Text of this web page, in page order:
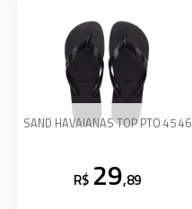
SAND HAVAIANAS TOP PTO 45 46
R$ 29,89